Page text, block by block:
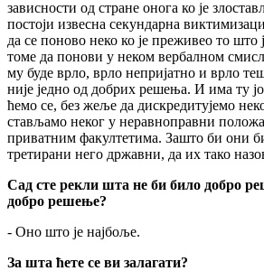
зависности од стране онога ко је
постоји извесна секундарна
да се поново неко ко је преживео то што
томе да понови у неком вербалном
му буде врло, врло непријатно и врло
није једно од добрих решења. И има ту
ћемо се, без жеље да дискредитујемо
стављамо неког у неравноправни
приватним факултетима. Зашто би они
третирани него државни, да их тако
Сад сте рекли шта не би било добро
добро решење?
- Оно што је најбоље.
За шта ћете се ви залагати?